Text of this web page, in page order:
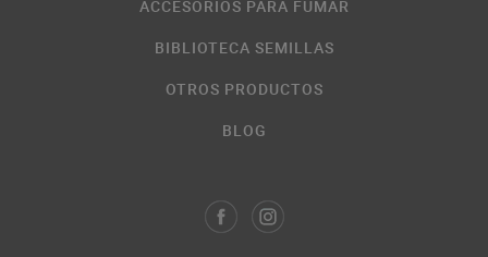
ACCESORIOS PARA FUMAR
BIBLIOTECA SEMILLAS
OTROS PRODUCTOS
BLOG